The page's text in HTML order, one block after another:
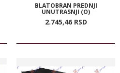
BLATOBRAN PREDNJI
UNUTRASNJI (O)
2.745,46 RSD